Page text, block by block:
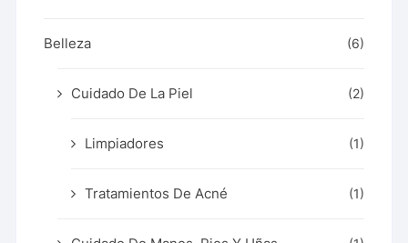
Belleza (6)
Cuidado De La Piel (2)
Limpiadores (1)
Tratamientos De Acné (1)